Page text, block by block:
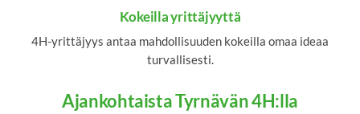
Kokeilla yrittäjyyttä
4H-yrittäjyys antaa mahdollisuuden kokeilla omaa ideaa
turvallisesti.
Ajankohtaista Tyrnävän 4H:lla